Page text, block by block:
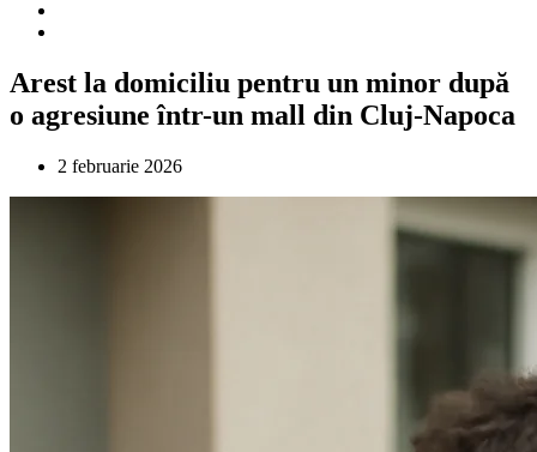
Arest la domiciliu pentru un minor după
o agresiune într-un mall din Cluj-Napoca
2 februarie 2026